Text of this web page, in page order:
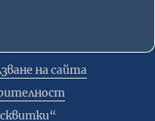
на сайта